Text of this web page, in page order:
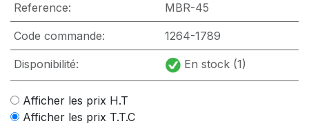
Reference: MBR-45
Code commande: 1264-1789
Disponibilité: En stock (1)
Afficher les prix H.T
Afficher les prix T.T.C